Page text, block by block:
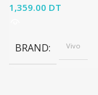
1,359.00 DT
BRAND Vivo